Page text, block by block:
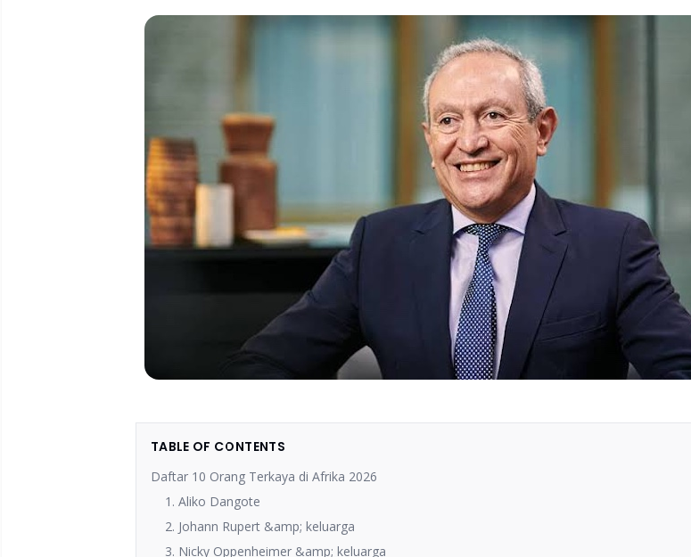
TABLE OF CONTENTS
Daftar 10 Orang Terkaya di Afrika 2026
1. Aliko Dangote
2. Johann Rupert &amp; keluarga
3. Nicky Oppenheimer &amp; keluarga